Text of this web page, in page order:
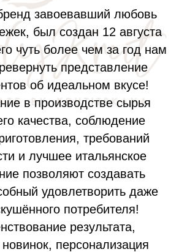
завоевавший любовь
был создан 12 августа
чуть более чем за год нам
представление
об идеальном вкусе!
в производстве сырья
качества, соблюдение
требований
и лучшее итальянское
позволяют создавать
удовлетворить даже
потребителя!
результата,
новинок, персонализация